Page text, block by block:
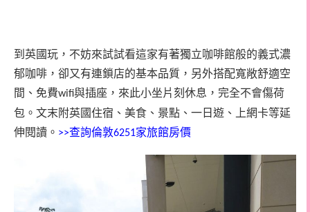
到英國玩，不妨來試試看這家有著獨立咖啡館般的義式濃
郁咖啡，卻又有連鎖店的基本品質，另外搭配寬敞舒適空
間、免費wifi與插座，來此小坐片刻休息，完全不會傷荷
包。文末附英國住宿、美食、景點、一日遊、上網卡等延
伸閱讀。 >>查詢倫敦6251家旅館房價